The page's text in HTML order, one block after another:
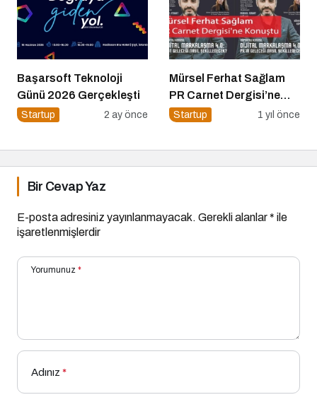
Başarsoft Teknoloji
Günü 2026 Gerçekleşti
Startup 2 ay önce
Mürsel Ferhat Sağlam
PR Carnet Dergisi’ne
Konuştu
Startup 1 yıl önce
Bir Cevap Yaz
E-posta adresiniz yayınlanmayacak. Gerekli alanlar* ile
işaretlenmişlerdir
Yorumunuz *
Adınız *